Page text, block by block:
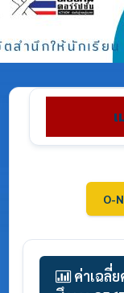
O-
ค่าเฉลี่